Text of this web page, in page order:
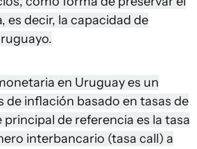
es decir, la capacidad de
en Uruguay es un
de inflación basado en tasas de
principal de referencia es la tasa
interbancario (tasa call) a